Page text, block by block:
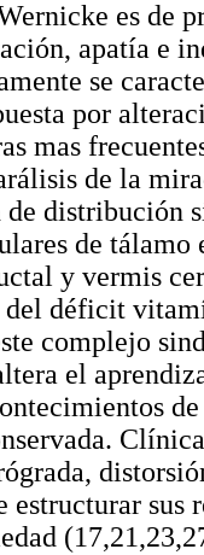
es de
apatía e
se
por
mas
de la
de distribución
de tálamo
y vermis
déficit
complejo
el
estructurar